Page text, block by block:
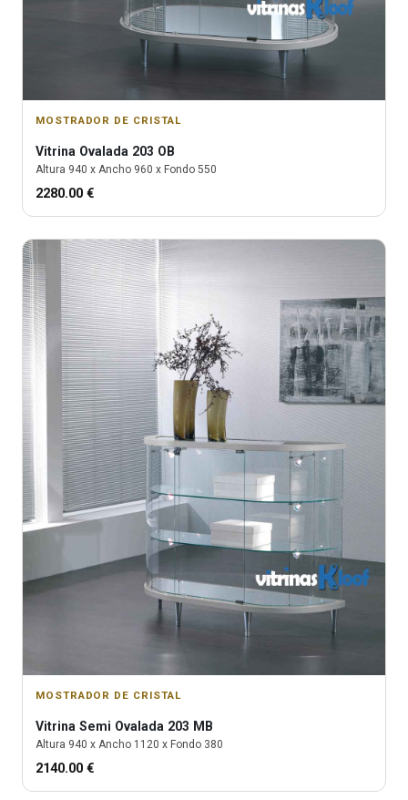
MOSTRADOR DE CRISTAL
Vitrina Ovalada 203 OB
Altura 940 x Ancho 960 x Fondo 550
2280.00 €
MOSTRADOR DE CRISTAL
Vitrina Semi Ovalada 203 MB
Altura 940 x Ancho 1120 x Fondo 380
2140.00 €